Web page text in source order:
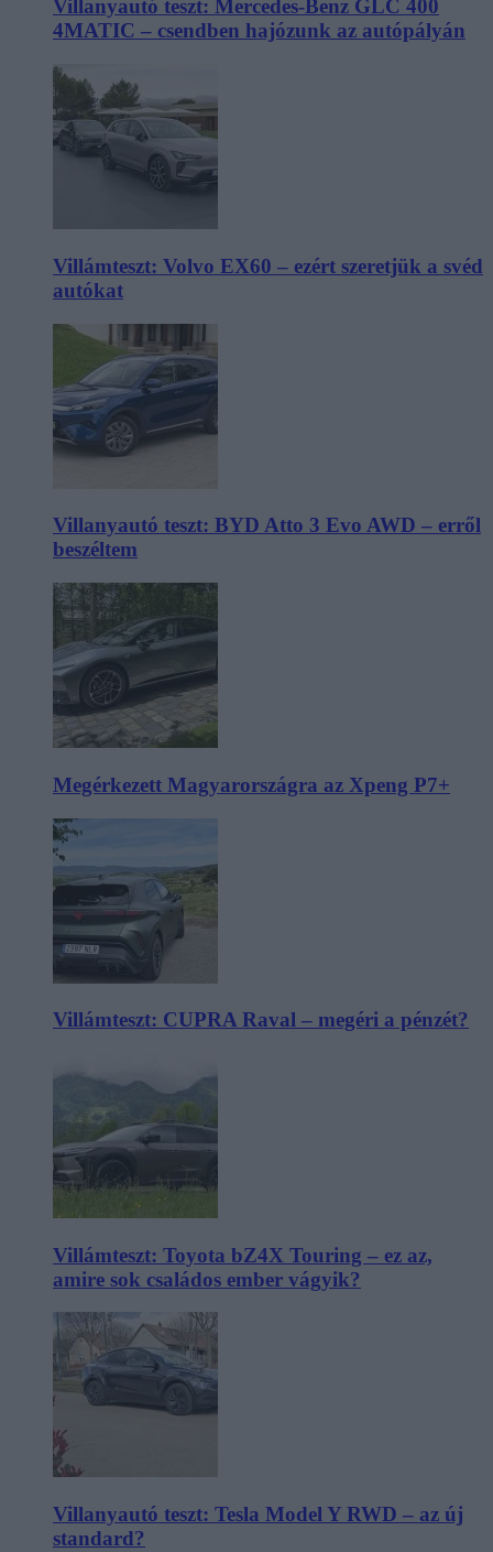
Villanyautó teszt: Mercedes-Benz GLC 400
4MATIC – csendben hajózunk az autópályán
Villámteszt: Volvo EX60 – ezért szeretjük a svéd
autókat
Villanyautó teszt: BYD Atto 3 Evo AWD – erről
beszéltem
Megérkezett Magyarországra az Xpeng P7+
Villámteszt: CUPRA Raval – megéri a pénzét?
Villámteszt: Toyota bZ4X Touring – ez az,
amire sok családos ember vágyik?
Villanyautó teszt: Tesla Model Y RWD – az új
standard?